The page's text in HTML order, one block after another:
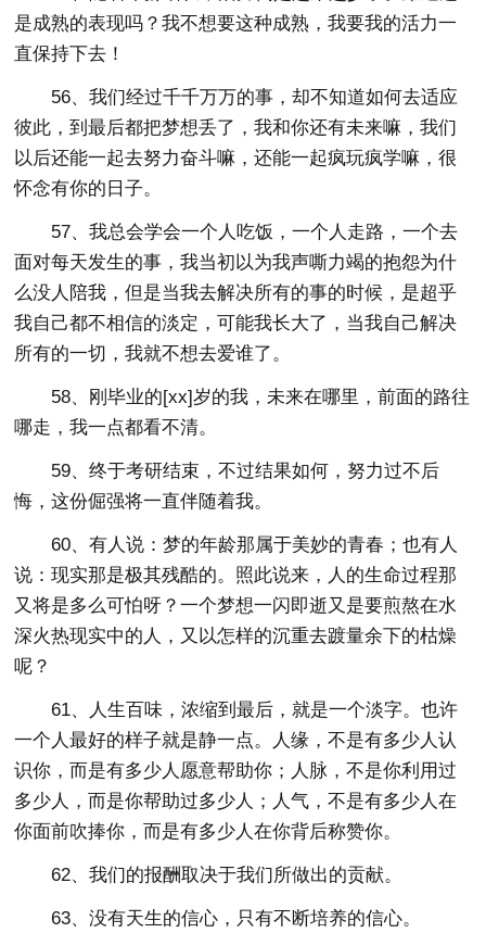
是成熟的表现吗？我不想要这种成熟，我要我的活力一
直保持下去！
56、我们经过千千万万的事，却不知道如何去适应
彼此，到最后都把梦想丢了，我和你还有未来嘛，我们
以后还能一起去努力奋斗嘛，还能一起疯玩疯学嘛，很
怀念有你的日子。
57、我总会学会一个人吃饭，一个人走路，一个去
面对每天发生的事，我当初以为我声嘶力竭的抱怨为什
么没人陪我，但是当我去解决所有的事的时候，是超乎
我自己都不相信的淡定，可能我长大了，当我自己解决
所有的一切，我就不想去爱谁了。
58、刚毕业的[xx]岁的我，未来在哪里，前面的路往
哪走，我一点都看不清。
59、终于考研结束，不过结果如何，努力过不后
悔，这份倔强将一直伴随着我。
60、有人说：梦的年龄那属于美妙的青春；也有人
说：现实那是极其残酷的。照此说来，人的生命过程那
又将是多么可怕呀？一个梦想一闪即逝又是要煎熬在水
深火热现实中的人，又以怎样的沉重去踱量余下的枯燥
呢？
61、人生百味，浓缩到最后，就是一个淡字。也许
一个人最好的样子就是静一点。人缘，不是有多少人认
识你，而是有多少人愿意帮助你；人脉，不是你利用过
多少人，而是你帮助过多少人；人气，不是有多少人在
你面前吹捧你，而是有多少人在你背后称赞你。
62、我们的报酬取决于我们所做出的贡献。
63、没有天生的信心，只有不断培养的信心。